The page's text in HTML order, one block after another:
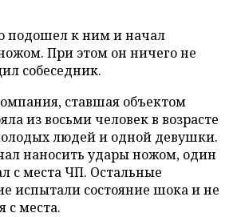
подошел к ним и начал
При этом он ничего не
собеседник.
ставшая объектом
из восьми человек в возрасте
людей и одной девушки.
наносить удары ножом, один
с места ЧП. Остальные
испытали состояние шока и не
с места.